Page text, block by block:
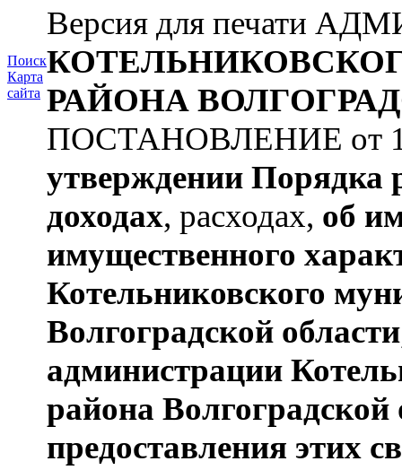
Поиск
Карта
сайта
Версия для печати
РАЙОНА
ПОСТАНОВЛЕНИЕ от
утверждении Порядка
доходах, расходах, об
имущественного
Котельниковского
Волгоградской области
администрации
района Волгоградской
предоставления этих